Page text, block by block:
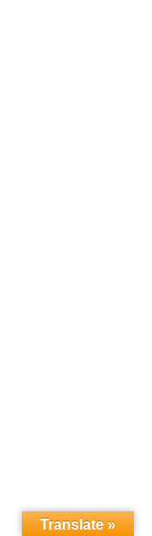
Translate »